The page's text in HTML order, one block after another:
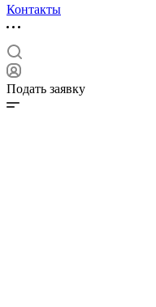
Контакты
Подать заявку